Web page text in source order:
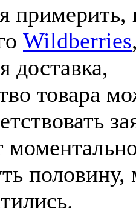
примерить,
Wildberries
доставка,
товара